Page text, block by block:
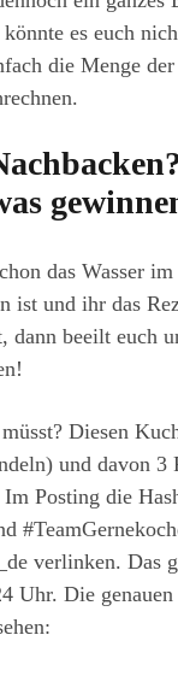
es euch
die Menge
das Wasser
ist und ihr das
dann beeilt euch
Diesen
und davon 3
Posting die
verlinken. Das
Uhr. Die